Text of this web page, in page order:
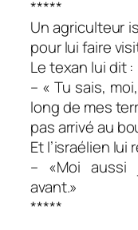
*****
Un agriculteur
pour lui faire
Le texan lui dit :
– « Tu sais,
long de mes
pas arrivé au
Et l’israélien lui
– «Moi aussi
avant.»
*****